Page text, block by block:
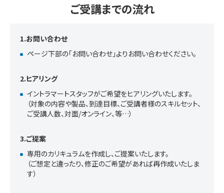
ご受講までの流れ
1.お問い合わせ
ページ下部の「お問い合わせ」よりお問い合わせください。
2.ヒアリング
イントラマートスタッフがご希望をヒアリングいたします。
（対象の内容や製品、到達目標、ご受講者様のスキルセット、
ご受講人数、対面/オンライン、等…）
3.ご提案
専用のカリキュラムを作成し、ご提案いたします。
（ご想定と違ったり、修正のご希望があれば再作成いたしま
す）